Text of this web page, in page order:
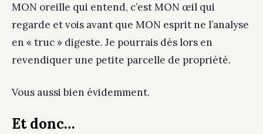
MON oreille qui entend, c’est MON œil qui
regarde et vois avant que MON esprit ne l’analyse
en « truc » digeste. Je pourrais dès lors en
revendiquer une petite parcelle de propriété.
Vous aussi bien évidemment.
Et donc…